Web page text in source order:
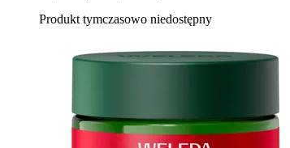
Produkt tymczasowo niedostępny